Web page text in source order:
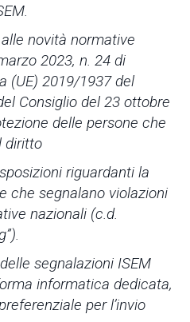
novità normative
2023, n. 24 di
(UE) 2019/1937 del
Consiglio del 23 ottobre
delle persone che
diritto
riguardanti la
che segnalano violazioni
nazionali (c.d.
segnalazioni ISEM
informatica dedicata,
per l’invio